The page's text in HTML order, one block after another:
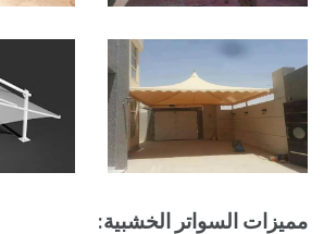
مميزات السواتر الخشبية: